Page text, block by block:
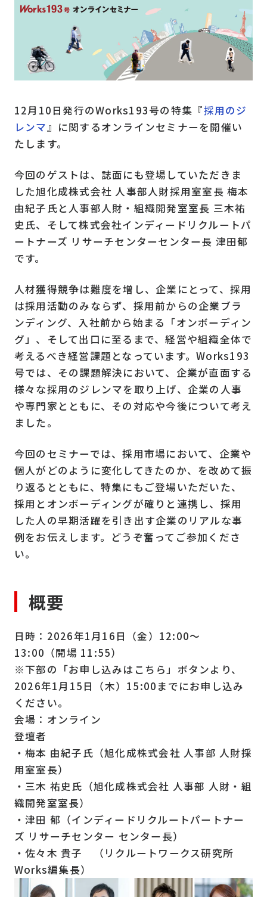
12月10日発行のWorks193号の特集『採用のジ
レンマ』に関するオンラインセミナーを開催い
たします。
今回のゲストは、誌面にも登場していただきま
した旭化成株式会社 人事部人財採用室室長 梅本
由紀子氏と人事部人財・組織開発室室長 三木祐
史氏、そして株式会社インディードリクルートパ
ートナーズ リサーチセンターセンター長 津田郁
です。
人材獲得競争は難度を増し、企業にとって、採用
は採用活動のみならず、採用前からの企業ブラ
ンディング、入社前から始まる「オンボーディン
グ」、そして出口に至るまで、経営や組織全体で
考えるべき経営課題となっています。Works193
号では、その課題解決において、企業が直面する
様々な採用のジレンマを取り上げ、企業の人事
や専門家とともに、その対応や今後について考え
ました。
今回のセミナーでは、採用市場において、企業や
個人がどのように変化してきたのか、を改めて振
り返るとともに、特集にもご登場いただいた、
採用とオンボーディングが確りと連携し、採用
した人の早期活躍を引き出す企業のリアルな事
例をお伝えします。どうぞ奮ってご参加くださ
い。
概要
日時：2026年1月16日（金）12:00～
13:00（開場 11:55）
※下部の「お申し込みはこちら」ボタンより、
2026年1月15日（木）15:00までにお申し込み
ください。
会場：オンライン
登壇者
・梅本 由紀子氏（旭化成株式会社 人事部 人財採
用室室長）
・三木 祐史氏（旭化成株式会社 人事部 人財・組
織開発室室長）
・津田 郁（インディードリクルートパートナー
ズ リサーチセンター センター長）
・佐々木 貴子 （リクルートワークス研究所
Works編集長）